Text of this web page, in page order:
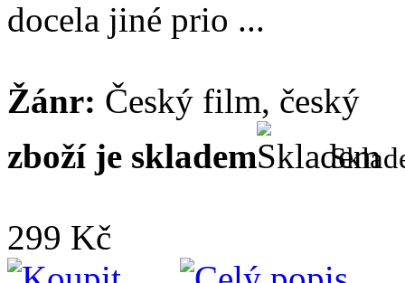
docela jiné prio ...
Žánr: Český film, český
zboží je skladem
299 Kč